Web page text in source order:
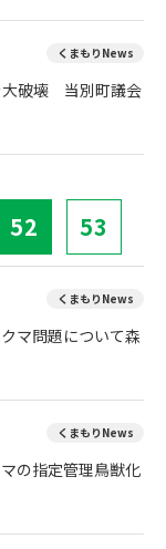
くまもりNews
大破壊 当別町議会
52 53
くまもりNews
マ問題について森
くまもりNews
の指定管理鳥獣化